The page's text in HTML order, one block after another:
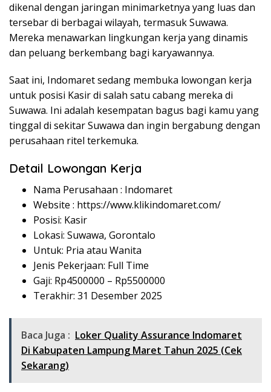
dikenal dengan jaringan minimarketnya yang luas dan
tersebar di berbagai wilayah, termasuk Suwawa.
Mereka menawarkan lingkungan kerja yang dinamis
dan peluang berkembang bagi karyawannya.
Saat ini, Indomaret sedang membuka lowongan kerja
untuk posisi Kasir di salah satu cabang mereka di
Suwawa. Ini adalah kesempatan bagus bagi kamu yang
tinggal di sekitar Suwawa dan ingin bergabung dengan
perusahaan ritel terkemuka.
Detail Lowongan Kerja
Nama Perusahaan : Indomaret
Website : https://www.klikindomaret.com/
Posisi: Kasir
Lokasi: Suwawa, Gorontalo
Untuk: Pria atau Wanita
Jenis Pekerjaan: Full Time
Gaji: Rp4500000 – Rp5500000
Terakhir: 31 Desember 2025
Baca Juga : Loker Quality Assurance Indomaret
Di Kabupaten Lampung Maret Tahun 2025 (Cek
Sekarang)